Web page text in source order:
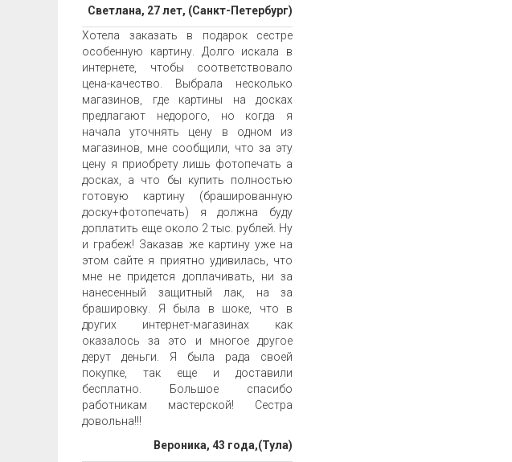
Светлана, 27 лет, (Санкт-Петербург)
Хотела заказать в подарок сестре
особенную картину. Долго искала в
интернете, чтобы соответствовало
цена-качество. Выбрала несколько
магазинов, где картины на досках
предлагают недорого, но когда я
начала уточнять цену в одном из
магазинов, мне сообщили, что за эту
цену я приобрету лишь фотопечать а
досках, а что бы купить полностью
готовую картину (брашированную
доску+фотопечать) я должна буду
доплатить еще около 2 тыс. рублей. Ну
и грабеж! Заказав же картину уже на
этом сайте я приятно удивилась, что
мне не придется доплачивать, ни за
нанесенный защитный лак, на за
брашировку. Я была в шоке, что в
других интернет-магазинах как
оказалось за это и многое другое
дерут деньги. Я была рада своей
покупке, так еще и доставили
бесплатно. Большое спасибо
работникам мастерской! Сестра
довольна!!!
Вероника, 43 года,(Тула)